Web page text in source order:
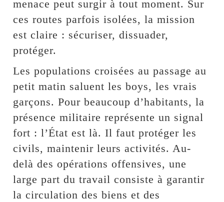
menace peut surgir à tout moment. Sur
ces routes parfois isolées, la mission
est claire : sécuriser, dissuader,
protéger.
Les populations croisées au passage au
petit matin saluent les boys, les vrais
garçons. Pour beaucoup d’habitants, la
présence militaire représente un signal
fort : l’État est là. Il faut protéger les
civils, maintenir leurs activités. Au-
delà des opérations offensives, une
large part du travail consiste à garantir
la circulation des biens et des